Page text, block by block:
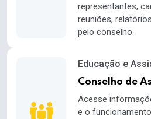
representantes,
reuniões,
pelo conselho.
Educação e
Conselho de
Acesse
e o